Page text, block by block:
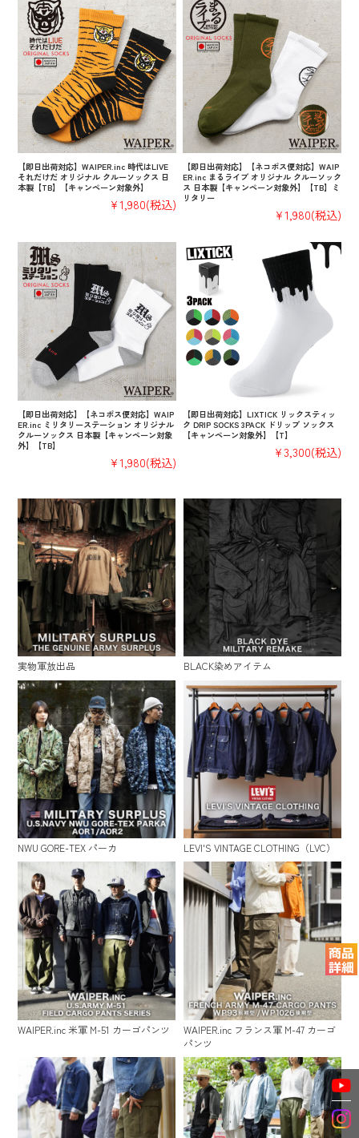
【即日出荷対応】WAIPER.inc 時代はLIVE
それだけだ オリジナル クルーソックス 日
本製【TB】【キャンペーン対象外】
¥1,980(税込)
【即日出荷対応】【ネコポス便対応】WAIP
ER.inc まるライブ オリジナル クルーソック
ス 日本製【キャンペーン対象外】【TB】ミ
リタリー
¥1,980(税込)
【即日出荷対応】【ネコポス便対応】WAIP
ER.inc ミリタリーステーション オリジナル
クルーソックス 日本製【キャンペーン対象
外】【TB】
¥1,980(税込)
【即日出荷対応】LIXTICK リックスティッ
ク DRIP SOCKS 3PACK ドリップ ソックス
【キャンペーン対象外】【T】
¥3,300(税込)
実物軍放出品 BLACK染めアイテム
NWU GORE-TEX パーカ LEVI'S VINTAGE CLOTHING（LVC）
WAIPER.inc 米軍 M-51 カーゴパンツ
WAIPER.inc フランス軍 M-47 カーゴ
パンツ